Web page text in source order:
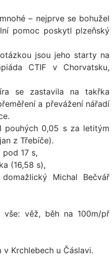
– nejprve se bohužel
pomoc poskytl plzeňský
jsou jeho starty na
CTIF v Chorvatsku,
se zastavila na takřka
a převážení nářadí
pouhých 0,05 s za letitým
z Třebíče).
17 s,
(16,58 s),
Michal Bečvář
věž, běh na 100m/př
Krchlebech u Čáslavi.